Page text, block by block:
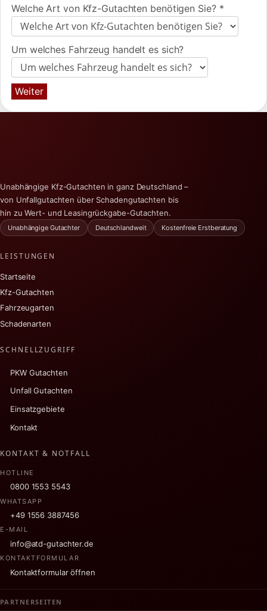
Welche Art von Kfz-Gutachten benötigen Sie? *
Um welches Fahrzeug handelt es sich?
Weiter
Unabhängige Kfz-Gutachten in ganz Deutschland –
von Unfallgutachten über Schadengutachten bis
hin zu Wert- und Leasingrückgabe-Gutachten.
Unabhängige Gutachter Deutschlandweit Kostenfreie Erstberatung
LEISTUNGEN
Startseite
Kfz-Gutachten
Fahrzeugarten
Schadenarten
SCHNELLZUGRIFF
PKW Gutachten
Unfall Gutachten
Einsatzgebiete
Kontakt
KONTAKT & NOTFALL
HOTLINE
0800 1553 5543
WHATSAPP
+49 1556 3887456
E-MAIL
info@atd-gutachter.de
KONTAKTFORMULAR
Kontaktformular öffnen
PARTNERSEITEN